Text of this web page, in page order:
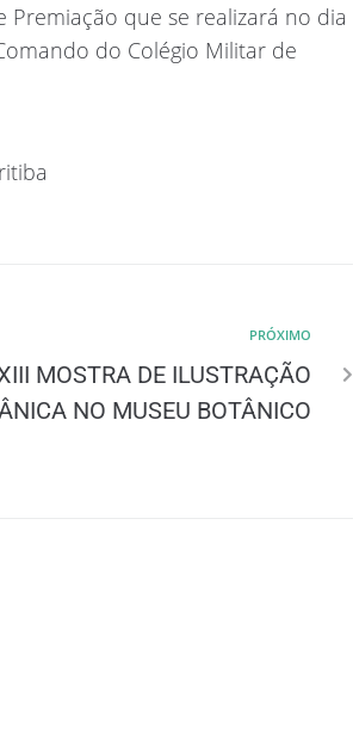
que se realizará no dia
do Colégio Militar de
PRÓXIMO
MOSTRA DE ILUSTRAÇÃO
NO MUSEU BOTÂNICO